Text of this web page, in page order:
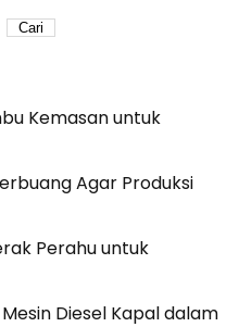
Cari
Kemasan untuk
Agar Produksi
Perahu untuk
Diesel Kapal dalam